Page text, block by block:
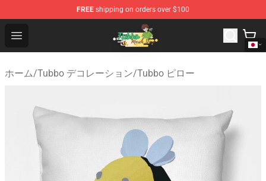
FREE shipping on orders over $100
Open menu
Tubbo Store - Official Tubbo Merchandise Shop
ホーム/Tubbo デコレーション/Tubbo ピロー